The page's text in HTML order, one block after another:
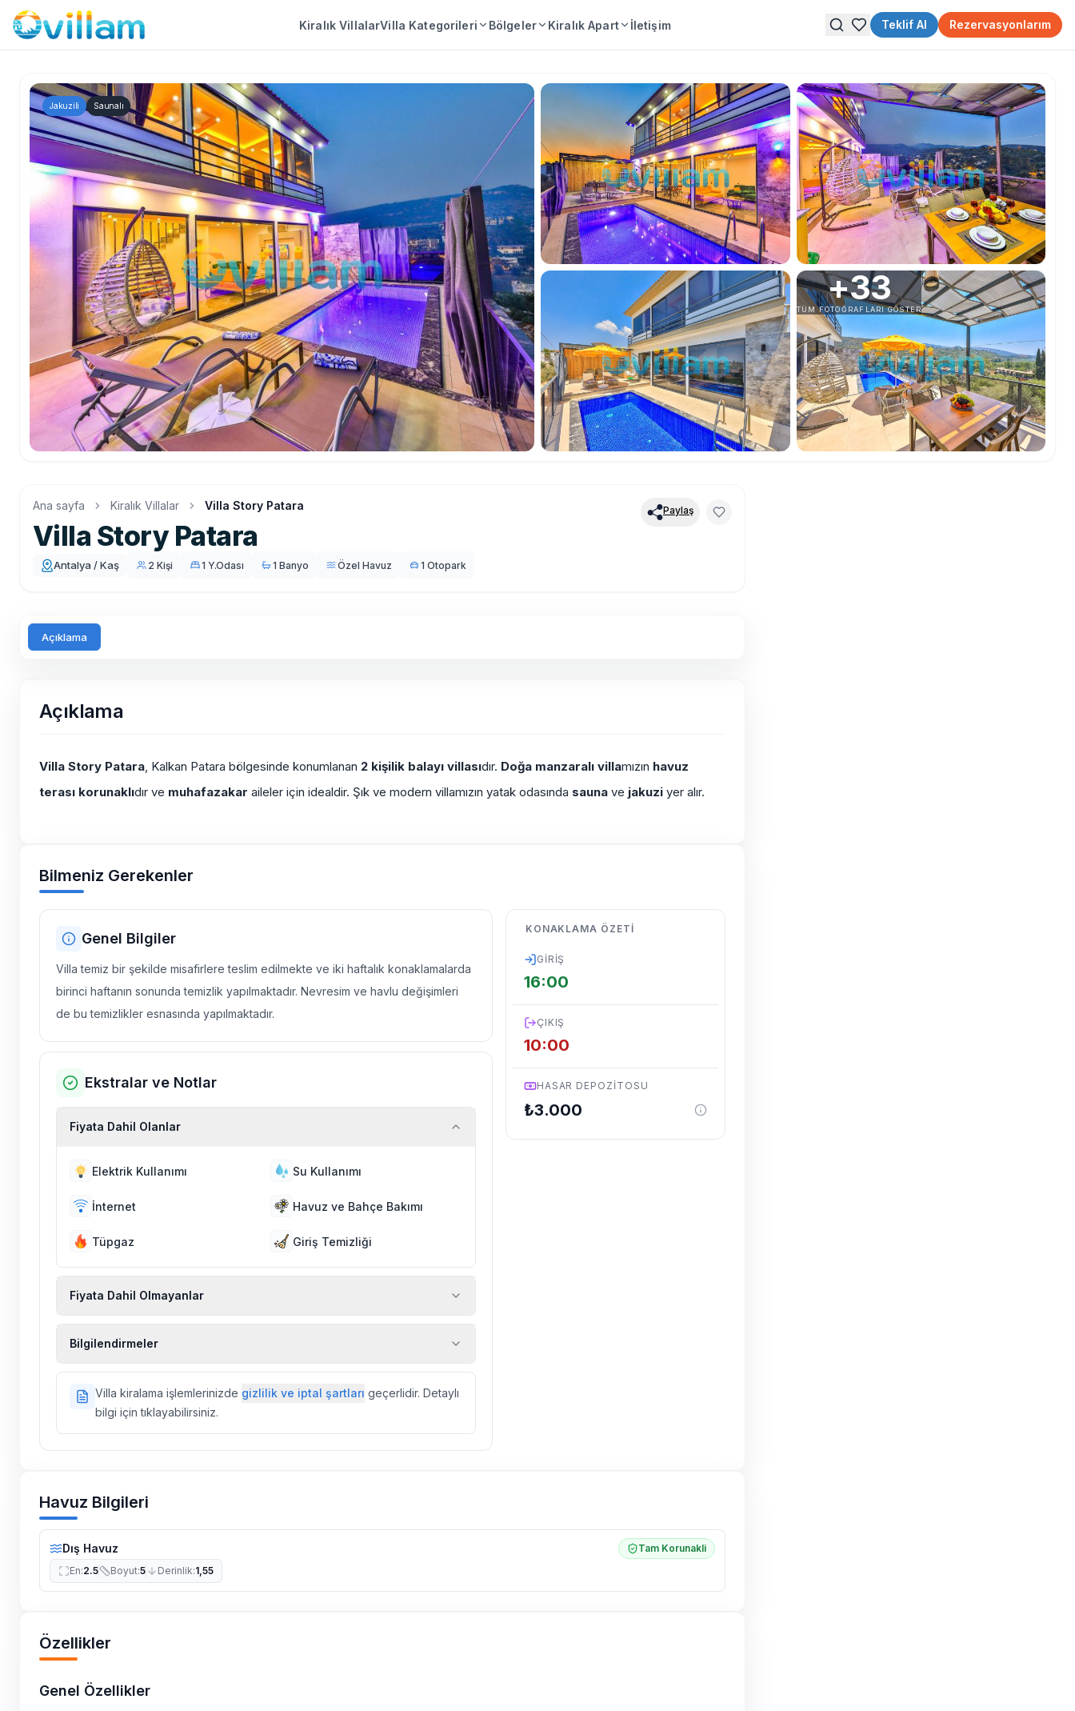
Kiralık VillalarVilla Kategorileri Bölgeler Kiralık Apart İletişim Teklif Al Rezervasyonlarım
Jakuzili Saunalı
+33
TÜM FOTOĞRAFLARI GÖSTER
Ana sayfa Kiralık Villalar Villa Story Patara
Villa Story Patara
Paylaş
Antalya / Kaş 2 Kişi 1 Y.Odası 1 Banyo Özel Havuz 1 Otopark
Açıklama
Açıklama
Villa Story Patara, Kalkan Patara bölgesinde konumlanan 2 kişilik balayı villasıdır. Doğa manzaralı villamızın havuz
terası korunaklıdır ve muhafazakar aileler için idealdir. Şık ve modern villamızın yatak odasında sauna ve jakuzi yer alır.
Bilmeniz Gerekenler
Genel Bilgiler
Villa temiz bir şekilde misafirlere teslim edilmekte ve iki haftalık konaklamalarda
birinci haftanın sonunda temizlik yapılmaktadır. Nevresim ve havlu değişimleri
de bu temizlikler esnasında yapılmaktadır.
Ekstralar ve Notlar
Fiyata Dahil Olanlar
Elektrik Kullanımı Su Kullanımı
İnternet Havuz ve Bahçe Bakımı
Tüpgaz Giriş Temizliği
Fiyata Dahil Olmayanlar
Bilgilendirmeler
ilaçlama yapılmaktadır. Buna rağmen çevrede kelebek, böcek, sinek
vs. bulunma ihtimali vardır.
Villalarımızın bulunmuş olduğu bölgelerde dönemsel olarak altyapı
Villa kiralama işlemlerinizde gizlilik ve iptal şartları geçerlidir. Detaylı
bilgi için tıklayabilirsiniz.
KONAKLAMA ÖZETI
GIRIŞ
16:00
ÇIKIŞ
10:00
HASAR DEPOZITOSU
₺3.000
Havuz Bilgileri
Dış Havuz
Tam Korunakli
En:2.5 Boyut:5 Derinlik:1,55
Özellikler
Genel Özellikler